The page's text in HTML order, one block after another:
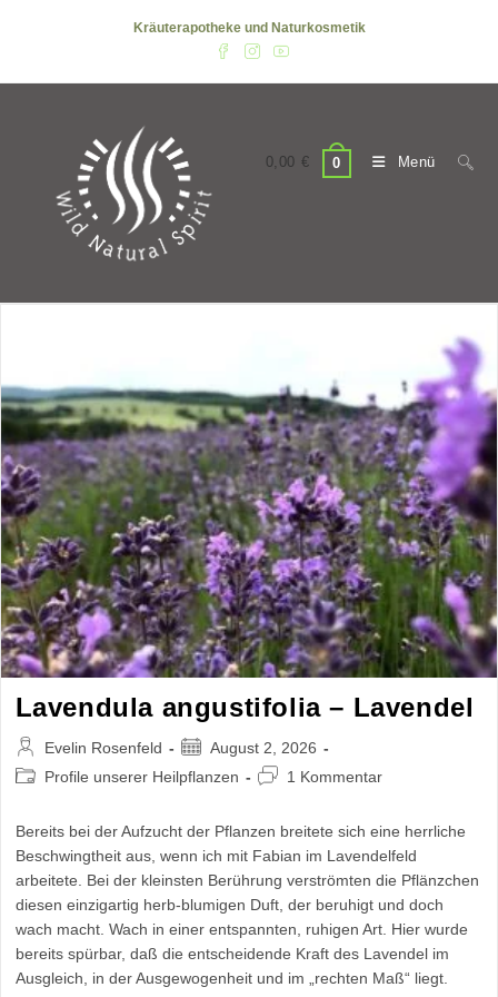
Kräuterapotheke und Naturkosmetik
0,00 € 0 Menü
Lavendula angustifolia – Lavendel
Beitrags-
Autor:
Evelin Rosenfeld
Beitrag
veröffentlicht:
August 2, 2026
Beitrags-Profile unserer Heilpflanzen
Beitrags-1 Kommentar
Bereits bei der Aufzucht der Pflanzen breitete sich eine herrliche
Beschwingtheit aus, wenn ich mit Fabian im Lavendelfeld
arbeitete. Bei der kleinsten Berührung verströmten die Pflänzchen
diesen einzigartig herb-blumigen Duft, der beruhigt und doch
wach macht. Wach in einer entspannten, ruhigen Art. Hier wurde
bereits spürbar, daß die entscheidende Kraft des Lavendel im
Ausgleich, in der Ausgewogenheit und im „rechten Maß“ liegt.